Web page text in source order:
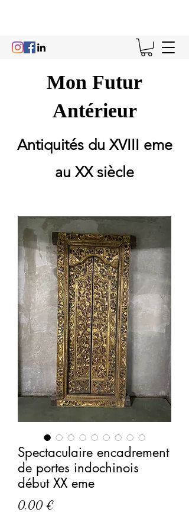
Mon Futur
Antérieur
Antiquités du XVIII eme
au XX siècle
Spectaculaire encadrement
de portes indochinois
début XX eme
0,00 €